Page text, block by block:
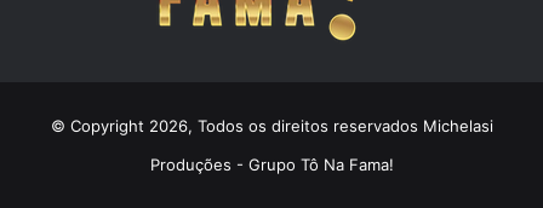
© Copyright 2026, Todos os direitos reservados Michelasi
Produções - Grupo Tô Na Fama!